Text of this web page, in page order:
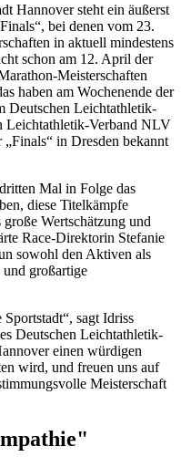
Hannover steht ein äußerst
bei denen vom 23.
in aktuell mindestens
schon am 12. April der
Meisterschaften
haben am Wochenende der
Deutschen Leichtathletik-
Leichtathletik-Verband NLV
in Dresden bekannt
Mal in Folge das
diese Titelkämpfe
Wertschätzung und
Race-Direktorin Stefanie
sowohl den Aktiven als
und großartige
sagt Idriss
Deutschen Leichtathletik-
einen würdigen
wird, und freuen uns auf
Meisterschaft